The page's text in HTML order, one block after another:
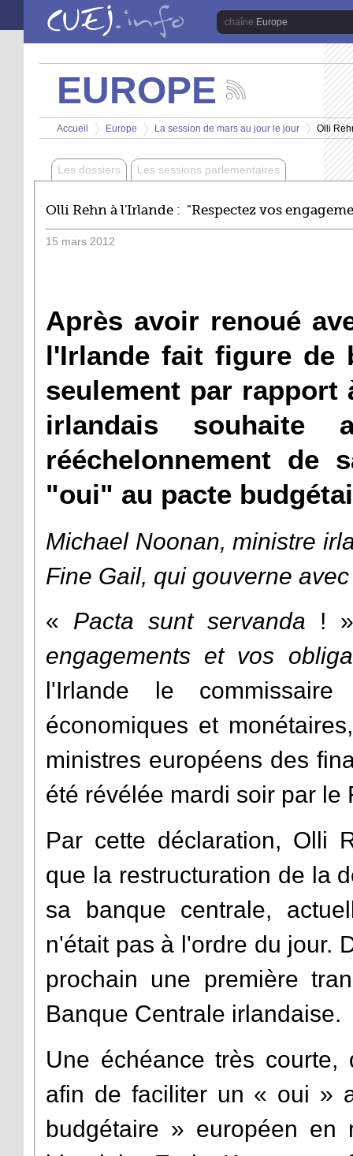
Aller au contenu principal
Europe
EUROPE
les
actualités
de
chaîne
Europe
Vous êtes ici
Accueil
>
Europe
>
La session de mars au jour le jour
>
Olli
Les dossiers Les sessions parlementaires
Olli Rehn à l'Irlande : "Respectez vos
15 mars 2012
Après avoir renoué
l'Irlande fait figure de
seulement par rapport
irlandais souhaite
rééchelonnement de
"oui" au pacte
Michael Noonan, ministre
Fine Gail, qui gouverne
« Pacta sunt servanda !
engagements et vos
l'Irlande le
économiques et
ministres européens des
été révélée mardi soir par le
Par cette déclaration, Olli
que la restructuration de la
sa banque centrale,
n'était pas à l'ordre du jour.
prochain une première
Banque Centrale irlandaise.
Une échéance très
afin de faciliter un « oui »
budgétaire » européen en